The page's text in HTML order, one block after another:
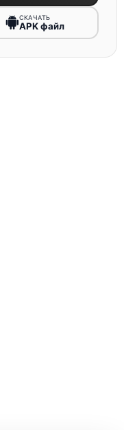
СКАЧАТЬ
APK файл